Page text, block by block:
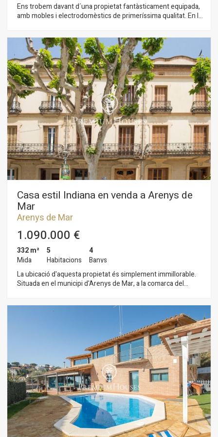
Ens trobem davant d´una propietat fantàsticament equipada,
amb mobles i electrodomèstics de primeríssima qualitat. En la
Situada en el vessant d'una petita muntanya que hi ha a
Arenys de Mar, per sobre del port; ofereix unes vistes
espectaculars i està molt prop del poble i del port.
Casa estil Indiana en venda a Arenys de
Mar
Arenys de Mar
1.090.000 €
332 m²
Mida
5
Habitacions
4
Banys
La ubicació d'aquesta propietat és simplement immillorable.
Situada en el municipi d'Arenys de Mar, a la comarca del
d'una espectacular mansió totalment reconstruïda amb
materials nobles i de màxima qualitat. Prepara't per a viure
com la reialesa en aquesta obra mestra arquitectònica en la
estat total i íntegrament restaurada respectant tots els
elements estètics originals novecentistas, afegint un toc
modern i avantguardista. Des del moment en què posis un
peu en aquesta propietat, et submergiràs en un món
d'elegància i sofisticació. Amb un total de 450 m² construïts,
aquesta mansió t'ofereix espai més que suficient per a viure
còmodament. Compta amb 5 dormitoris tipus suite, perfectes
per a descansar i gaudir de la teva privacitat. A més, la casa
disposa de 4 lavabos complets i 2 habitacions de vestuari,
brindant-te tot l'espai que necessites per a emmagatzemar